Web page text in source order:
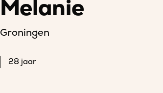
Melanie
Groningen
28 jaar